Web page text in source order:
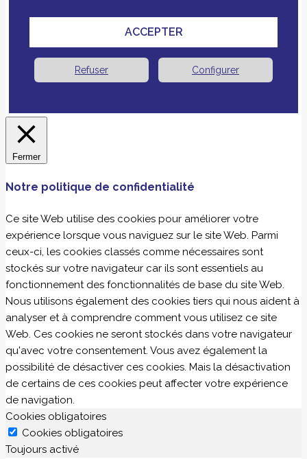
ACCEPTER
Refuser Configurer
Fermer
Notre politique de confidentialité
Ce site Web utilise des cookies pour améliorer votre
expérience lorsque vous naviguez sur le site Web. Parmi
ceux-ci, les cookies classés comme nécessaires sont
stockés sur votre navigateur car ils sont essentiels au
fonctionnement des fonctionnalités de base du site Web.
Nous utilisons également des cookies tiers qui nous aident à
analyser et à comprendre comment vous utilisez ce site
Web. Ces cookies ne seront stockés dans votre navigateur
qu'avec votre consentement. Vous avez également la
possibilité de désactiver ces cookies. Mais la désactivation
de certains de ces cookies peut affecter votre expérience
de navigation.
Cookies obligatoires
Cookies obligatoires
Toujours activé